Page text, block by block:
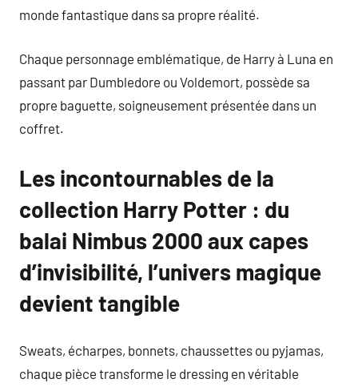
monde fantastique dans sa propre réalité.
Chaque personnage emblématique, de Harry à Luna en
passant par Dumbledore ou Voldemort, possède sa
propre baguette, soigneusement présentée dans un
coffret.
Les incontournables de la
collection Harry Potter : du
balai Nimbus 2000 aux capes
d’invisibilité, l’univers magique
devient tangible
Sweats, écharpes, bonnets, chaussettes ou pyjamas,
chaque pièce transforme le dressing en véritable